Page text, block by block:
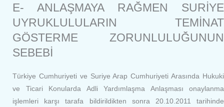
E- ANLAŞMAYA RAĞMEN SURİYE
UYRUKLULULARIN TEMİNAT
GÖSTERME ZORUNLULUĞUNUN
SEBEBİ
Türkiye Cumhuriyeti ve Suriye Arap Cumhuriyeti Arasında Hukuki
ve Ticari Konularda Adli Yardımlaşma Anlaşması onaylanma
işlemleri karşı tarafa bildirildikten sonra 20.10.2011 tarihinde